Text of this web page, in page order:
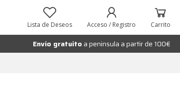
Lista de Deseos Acceso / Registro Carrito
Envío gratuito a peninsula a partir de 100€
Añadir al carrito